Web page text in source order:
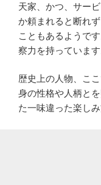
天家、かつ、サー
か頼まれると断れ
こともあるようで
察力を持っています
歴史上の人物、こ
身の性格や人柄と
た一味違った楽し